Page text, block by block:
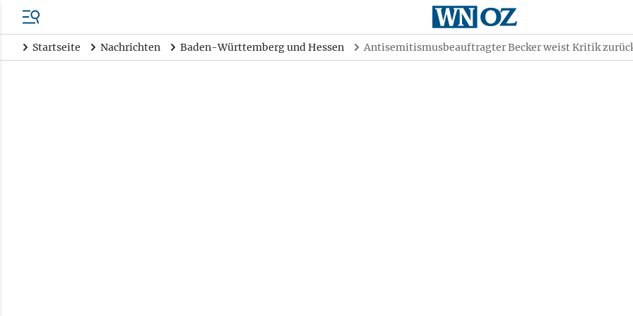
Startseite Nachrichten Baden-Württemberg und Hessen Antisemitismusbeauftragter Becker weist Kritik